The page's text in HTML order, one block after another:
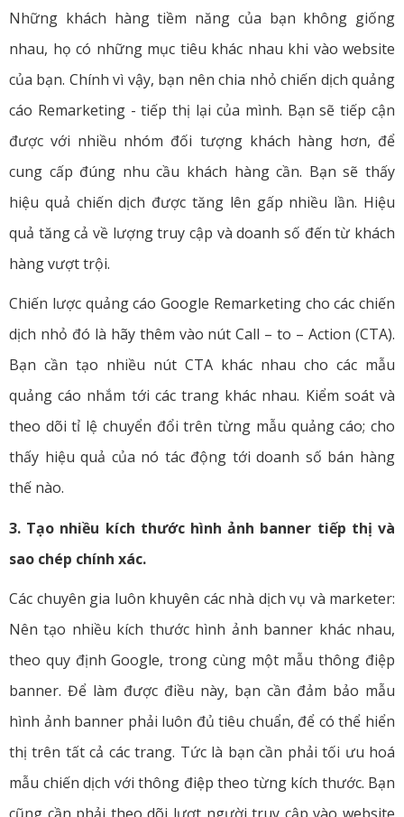
Những khách hàng tiềm năng của bạn không giống
nhau, họ có những mục tiêu khác nhau khi vào website
của bạn. Chính vì vậy, bạn nên chia nhỏ chiến dịch quảng
cáo Remarketing - tiếp thị lại của mình. Bạn sẽ tiếp cận
được với nhiều nhóm đối tượng khách hàng hơn, để
cung cấp đúng nhu cầu khách hàng cần. Bạn sẽ thấy
hiệu quả chiến dịch được tăng lên gấp nhiều lần. Hiệu
quả tăng cả về lượng truy cập và doanh số đến từ khách
hàng vượt trội.
Chiến lược quảng cáo Google Remarketing cho các chiến
dịch nhỏ đó là hãy thêm vào nút Call – to – Action (CTA).
Bạn cần tạo nhiều nút CTA khác nhau cho các mẫu
quảng cáo nhắm tới các trang khác nhau. Kiểm soát và
theo dõi tỉ lệ chuyển đổi trên từng mẫu quảng cáo; cho
thấy hiệu quả của nó tác động tới doanh số bán hàng
thế nào.
3. Tạo nhiều kích thước hình ảnh banner tiếp thị và
sao chép chính xác.
Các chuyên gia luôn khuyên các nhà dịch vụ và marketer:
Nên tạo nhiều kích thước hình ảnh banner khác nhau,
theo quy định Google, trong cùng một mẫu thông điệp
banner. Để làm được điều này, bạn cần đảm bảo mẫu
hình ảnh banner phải luôn đủ tiêu chuẩn, để có thể hiển
thị trên tất cả các trang. Tức là bạn cần phải tối ưu hoá
mẫu chiến dịch với thông điệp theo từng kích thước. Bạn